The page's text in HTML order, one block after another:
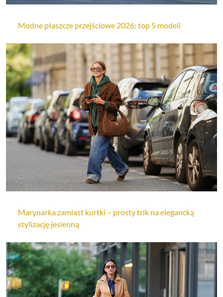
Modne płaszcze przejściowe 2026: top 5 modeli
Marynarka zamiast kurtki – prosty trik na elegancką
stylizację jesienną